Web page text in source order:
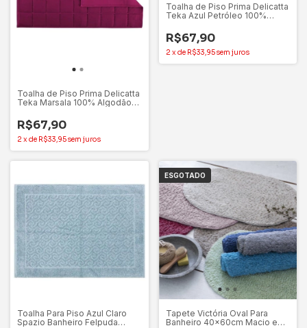
Toalha de Piso Prima Delicatta
Teka Marsala 100% Algodão
R$67,90
2 xde R$33,95sem juros
Toalha de Piso Prima Delicatta
Teka Azul Petróleo 100%
R$67,90
2 xde R$33,95sem juros
Toalha Para Piso Azul Claro
Spazio Banheiro Felpuda
ESGOTADO
Tapete Victória Oval Para
Banheiro 40x60cm Macio e